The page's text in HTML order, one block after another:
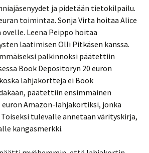
ja pidetään tietokilpailu.
toimintaa. Sonja Virta hoitaa Alice
Leena Peippo hoitaa
laatimisen Olli Pitkäsen kanssa.
palkinnoksi päätettiin
Book Depositoryn 20 euron
lahjakortteja ei Book
päätettiin ensimmäinen
Amazon-lahjakortiksi, jonka
tulevalle annetaan värityskirja,
kangasmerkki.